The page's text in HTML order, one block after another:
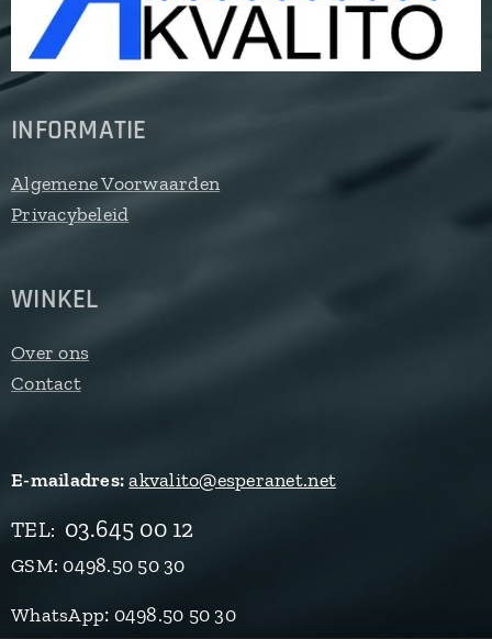
INFORMATIE
Algemene Voorwaarden
Privacybeleid
WINKEL
Over ons
Contact
E-mailadres:akvalito@esperanet.net
TEL: 03.645 00 12
GSM: 0498.50 50 30
WhatsApp: 0498.50 50 30